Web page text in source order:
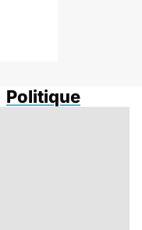
Politique